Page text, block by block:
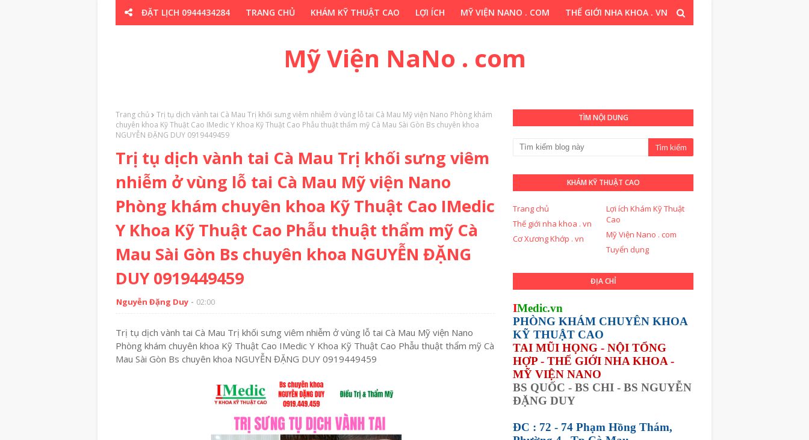
ĐẶT LỊCH 0944434284 TRANG CHỦ KHÁM KỸ THUẬT CAO LỢI ÍCH MỸ VIỆN NANO . COM THẾ GIỚI NHA KHOA . VN
Mỹ Viện NaNo . com
Trang chủ
Trị tụ dịch vành tai Cà Mau Trị khối sưng viêm nhiễm ở vùng lỗ tai Cà Mau Mỹ viện Nano Phòng khám
chuyên khoa Kỹ Thuật Cao IMedic Y Khoa Kỹ Thuật Cao Phẫu thuật thẩm mỹ Cà Mau Sài Gòn Bs chuyên khoa
NGUYỄN ĐẶNG DUY 0919449459
Trị tụ dịch vành tai Cà Mau Trị khối sưng viêm
nhiễm ở vùng lỗ tai Cà Mau Mỹ viện Nano
Phòng khám chuyên khoa Kỹ Thuật Cao IMedic
Y Khoa Kỹ Thuật Cao Phẫu thuật thẩm mỹ Cà
Mau Sài Gòn Bs chuyên khoa NGUYỄN ĐẶNG
DUY 0919449459
Nguyễn Đặng Duy 02:00
Trị tụ dịch vành tai Cà Mau Trị khối sưng viêm nhiễm ở vùng lỗ tai Cà Mau Mỹ viện Nano
Phòng khám chuyên khoa Kỹ Thuật Cao IMedic Y Khoa Kỹ Thuật Cao Phẫu thuật thẩm mỹ Cà
Mau Sài Gòn Bs chuyên khoa NGUYỄN ĐẶNG DUY 0919449459
TÌM NỘI DUNG
KHÁM KỸ THUẬT CAO
Trang chủ
Lợi ích Khám Kỹ Thuật
Cao
Thế giới nha khoa . vn
Mỹ Viện Nano . com
Cơ Xương Khớp . vn
Tuyển dụng
ĐỊA CHỈ
IMedic.vn
PHÒNG KHÁM CHUYÊN KHOA
KỸ THUẬT CAO
TAI MŨI HỌNG - NỘI TỔNG
HỢP - THẾ GIỚI NHA KHOA -
MỸ VIỆN NANO
BS QUỐC - BS CHI - BS NGUYỄN
ĐẶNG DUY
ĐC : 72 - 74 Phạm Hồng Thám,